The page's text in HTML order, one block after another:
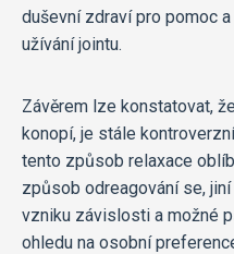
duševní zdraví pro pomoc
užívání jointu.
Závěrem lze konstatovat,
konopí, je stále
tento způsob relaxace
způsob odreagování se,
vzniku závislosti a možné
ohledu na osobní